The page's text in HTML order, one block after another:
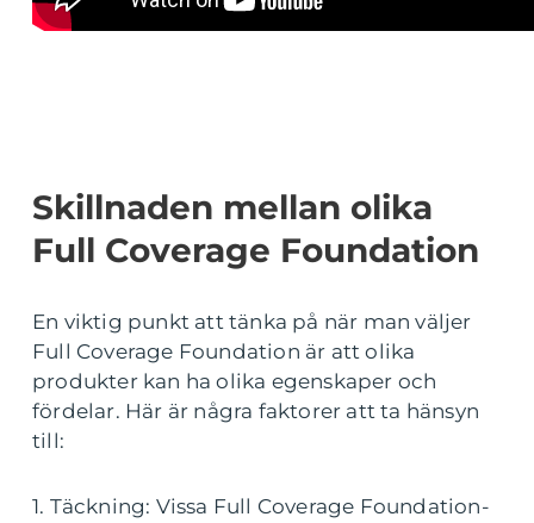
Skillnaden mellan olika
Full Coverage Foundation
En viktig punkt att tänka på när man väljer
Full Coverage Foundation är att olika
produkter kan ha olika egenskaper och
fördelar. Här är några faktorer att ta hänsyn
till:
1. Täckning: Vissa Full Coverage Foundation-